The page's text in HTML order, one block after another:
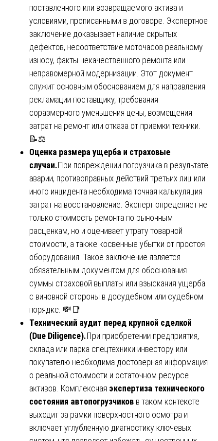
поставленного или возвращаемого актива и
условиями, прописанными в договоре. Экспертное
заключение доказывает наличие скрытых
дефектов, несоответствие моточасов реальному
износу, факты некачественного ремонта или
неправомерной модернизации. Этот документ
служит основным обоснованием для направления
рекламации поставщику, требования
соразмерного уменьшения цены, возмещения
затрат на ремонт или отказа от приемки техники.
📝⚖️
Оценка размера ущерба и страховые
случаи.При повреждении погрузчика в результате
аварии, противоправных действий третьих лиц или
иного инцидента необходима точная калькуляция
затрат на восстановление. Эксперт определяет не
только стоимость ремонта по рыночным
расценкам, но и оценивает утрату товарной
стоимости, а также косвенные убытки от простоя
оборудования. Такое заключение является
обязательным документом для обоснования
суммы страховой выплаты или взыскания ущерба
с виновной стороны в досудебном или судебном
порядке. 💸📑
Технический аудит перед крупной сделкой
(Due Diligence).При приобретении предприятия,
склада или парка спецтехники инвестору или
покупателю необходима достоверная информация
о реальной стоимости и остаточном ресурсе
активов. Комплексная экспертиза технического
состояния автопогрузчиков в таком контексте
выходит за рамки поверхностного осмотра и
включает углубленную диагностику ключевых